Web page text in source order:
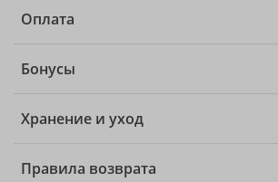
Оплата
Бонусы
Хранение и уход
Правила возврата